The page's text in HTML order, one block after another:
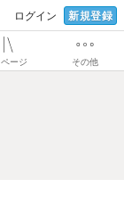
ログイン 新規登録
ージ その他